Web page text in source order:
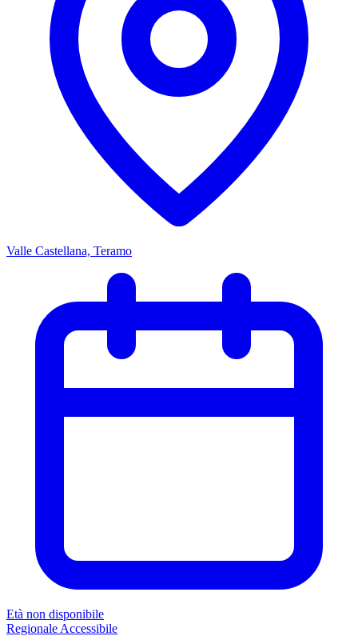
Valle Castellana, Teramo
Età non disponibile
Regionale Accessibile